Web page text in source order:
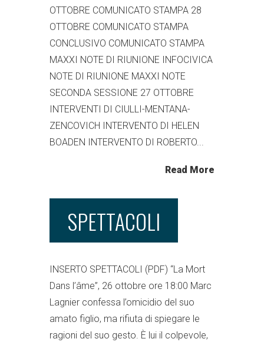
OTTOBRE COMUNICATO STAMPA 28
OTTOBRE COMUNICATO STAMPA
CONCLUSIVO COMUNICATO STAMPA
MAXXI NOTE DI RIUNIONE INFOCIVICA
NOTE DI RIUNIONE MAXXI NOTE
SECONDA SESSIONE 27 OTTOBRE
INTERVENTI DI CIULLI-MENTANA-
ZENCOVICH INTERVENTO DI HELEN
BOADEN INTERVENTO DI ROBERTO...
Read More
SPETTACOLI
INSERTO SPETTACOLI (PDF) “La Mort
Dans l’âme”, 26 ottobre ore 18:00 Marc
Lagnier confessa l’omicidio del suo
amato figlio, ma rifiuta di spiegare le
ragioni del suo gesto. È lui il colpevole,